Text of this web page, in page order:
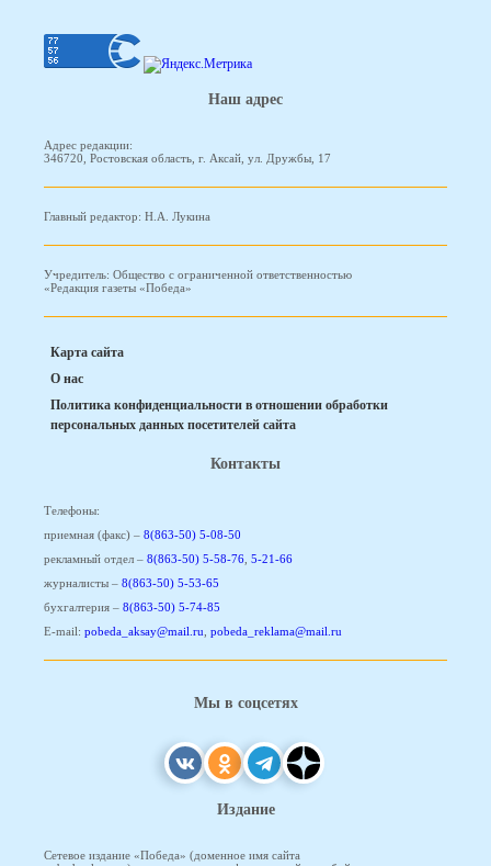
Наш адрес
Адрес редакции:
346720, Ростовская область, г. Аксай, ул. Дружбы, 17
Главный редактор: Н.А. Лукина
Учредитель: Общество с ограниченной ответственностью
«Редакция газеты «Победа»
Карта сайта
О нас
Политика конфиденциальности в отношении обработки
персональных данных посетителей сайта
Контакты
Телефоны:
приемная (факс) – 8(863-50) 5-08-50
рекламный отдел – 8(863-50) 5-58-76 5-21-66
журналисты – 8(863-50) 5-53-65
бухгалтерия – 8(863-50) 5-74-85
E-mail: pobeda_aksay@mail.ru pobeda_reklama@mail.ru
Мы в соцсетях
Издание
Сетевое издание «Победа» (доменное имя сайта